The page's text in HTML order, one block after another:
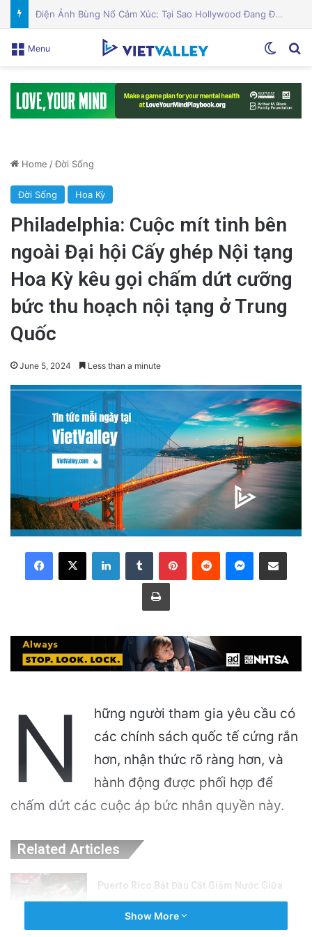
Puerto Rico Bắt Đầu Cắt Giảm Nước Giữa Cuộc Khủng Hoảng Hạn Hán: “Thật Khắc Nghiệt”
Menu
Home /Đời Sống
Đời Sống Hoa Kỳ
Philadelphia: Cuộc mít tinh bên
ngoài Đại hội Cấy ghép Nội tạng
Hoa Kỳ kêu gọi chấm dứt cưỡng
bức thu hoạch nội tạng ở Trung
Quốc
June 5, 2024 Less than a minute
LinkedInTumblr PinterestReddit Messenger
Share via Email
Print
N
hững người tham gia yêu cầu có
các chính sách quốc tế cứng rắn
hơn, nhận thức rõ ràng hơn, và
hành động được phối hợp để
chấm dứt các cuộc áp bức nhân quyền này.
Related Articles
Puerto Rico Bắt Đầu Cắt Giảm Nước Giữa
Nghiệt”
Show More